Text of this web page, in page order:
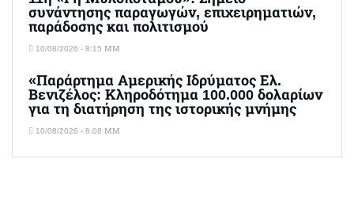
συνάντησης παραγωγών, επιχειρηματιών,
παράδοσης και πολιτισμού
10/08/2026 - 8:15 ΜΜ
«Παράρτημα Αμερικής Ιδρύματος Ελ.
Βενιζέλος: Κληροδότημα 100.000 δολαρίων
για τη διατήρηση της ιστορικής μνήμης
10/08/2026 - 8:08 ΜΜ